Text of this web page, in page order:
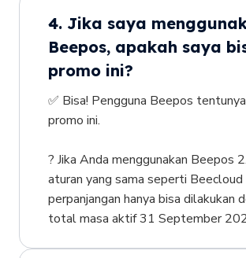
4. Jika saya
Beepos, apakah saya
promo ini?
✅ Bisa! Pengguna Beepos
promo ini.
? Jika Anda menggunakan Beepos
aturan yang sama seperti
perpanjangan hanya bisa dilakukan
total masa aktif 31 September